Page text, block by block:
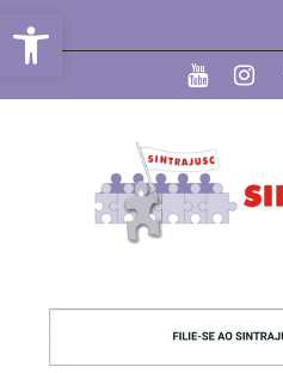
Abrir a barra de ferramentas